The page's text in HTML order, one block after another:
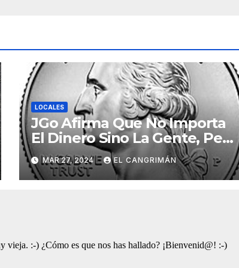
LOCALES
JGo Afirma Que No Importa
El Dinero Sino La Gente, Pero
Pregunta: «¿De Verdad No
Tendrán Una Pejetita?»
MAR 27, 2024 EL CANGRIMÁN